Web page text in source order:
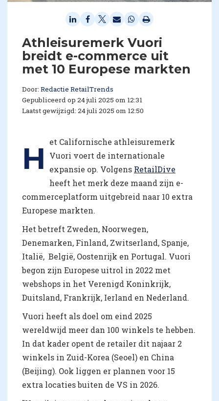
Athleisuremerk Vuori
breidt e-commerce uit
met 10 Europese markten
Door: Redactie RetailTrends
Gepubliceerd op 24 juli 2025 om 12:31
Laatst gewijzigd: 24 juli 2025 om 12:50
H
et Californische athleisuremerk
Vuori voert de internationale
expansie op. Volgens RetailDive
heeft het merk deze maand zijn e-
commerceplatform uitgebreid naar 10 extra
Europese markten.
Het betreft Zweden, Noorwegen,
Denemarken, Finland, Zwitserland, Spanje,
Italië, België, Oostenrijk en Portugal. Vuori
begon zijn Europese uitrol in 2022 met
webshops in het Verenigd Koninkrijk,
Duitsland, Frankrijk, Ierland en Nederland.
Vuori heeft als doel om eind 2025
wereldwijd meer dan 100 winkels te hebben.
In dat kader opent de retailer dit najaar 2
winkels in Zuid-Korea (Seoel) en China
(Beijing). Ook liggen er plannen voor 15
extra locaties buiten de VS in 2026.